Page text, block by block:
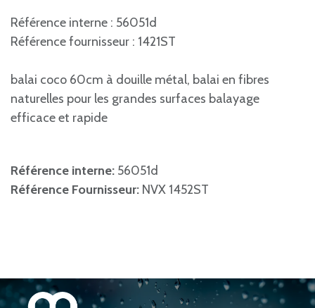
Référence interne : 56051d
Référence fournisseur : 1421ST
balai coco 60cm à douille métal, balai en fibres
naturelles pour les grandes surfaces balayage
efficace et rapide
Référence interne: 56051d
Référence Fournisseur: NVX 1452ST